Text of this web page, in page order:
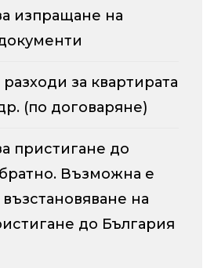
изпращане на
за квартирата
(по договаряне)
пристигане до
Възможна е
на
до България